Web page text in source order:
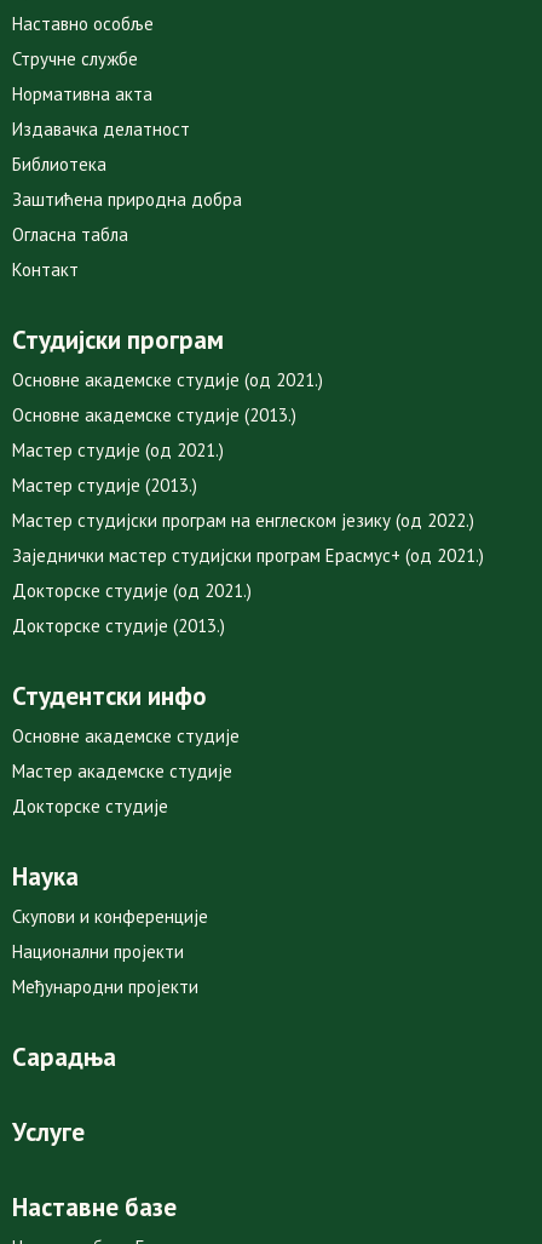
Наставно особље
Стручне службе
Нормативна акта
Издавачка делатност
Библиотека
Заштићена природна добра
Огласна табла
Контакт
Студијски програм
Основне академске студије (од 2021.)
Основне академске студије (2013.)
Мастер студије (од 2021.)
Мастер студије (2013.)
Мастер студијски програм на енглеском језику (од 2022.)
Заједнички мастер студијски програм Ерасмус+ (од 2021.)
Докторске студије (од 2021.)
Докторске студије (2013.)
Студентски инфо
Основне академске студије
Мастер академске студије
Докторске студије
Наука
Скупови и конференције
Национални пројекти
Међународни пројекти
Сарадња
Услуге
Наставне базе